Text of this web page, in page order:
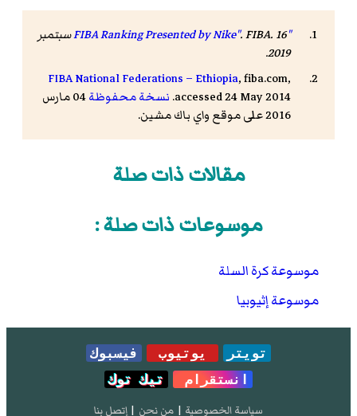
"FIBA Ranking Presented by Nike"
.FIBA
. 16 سبتمبر
2019
.
FIBA National Federations – Ethiopia, fiba.com,
accessed 24 May 2014. نسخة محفوظة
04 مارس
2016 على موقع واي باك مشين.
مقالات ذات صلة
موسوعات ذات صلة :
موسوعة كرة السلة
موسوعة إثيوبيا
تويتر يوتيوب
فيسبوك
انستقرام
تيك توك
سياسة الخصوصية | من نحن | إتصل بنا